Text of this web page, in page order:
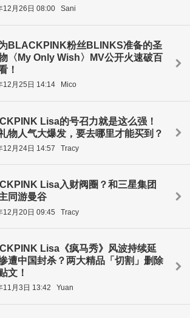
12月26日 08:00 Sani
BLACKPINK粉丝BLINKS准备的圣
〈My Only Wish〉MV公开火速破百
！
12月25日 14:14 Mico
Lisa的号召力就是这么强！
物人气大爆发，要去哪里才能买到？
12月24日 14:57 Tracy
Lisa入财阀圈？和三星集团
同游曼谷
12月20日 09:45 Tracy
Lisa《疯马秀》风波持续延
遭中国封杀？两大精品「切割」删除
文！
11月3日 13:42 Yuan